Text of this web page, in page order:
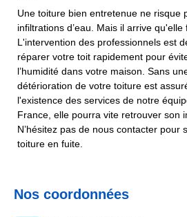
Une toiture bien entretenue ne risque
infiltrations d’eau. Mais il arrive qu'elle
L'intervention des professionnels est
réparer votre toit rapidement pour
l’humidité dans votre maison. Sans
détérioration de votre toiture est
l'existence des services de notre
France, elle pourra vite retrouver son
N’hésitez pas de nous contacter pour
toiture en fuite.
Nos coordonnées